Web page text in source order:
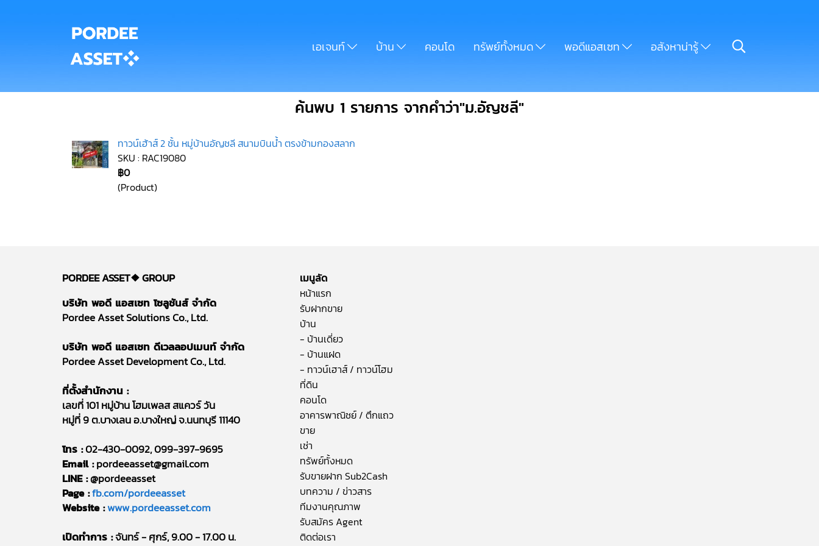
เอเจนท์ บ้าน คอนโด ทรัพย์ทั้งหมด พอดีแอสเซท อสังหาน่ารู้
ค้นพบ 1 รายการ จากคำว่า"ม.อัญชลี"
ทาวน์เฮ้าส์ 2 ชั้น หมู่บ้านอัญชลี สนามบินน้ำ ตรงข้ามกองสลาก
SKU : RAC19080
฿0
(Product)
PORDEE ASSET❖GROUP
บริษัท พอดี แอสเซท โซลูชันส์ จำกัด
Pordee Asset Solutions Co., Ltd.
บริษัท พอดี แอสเซท ดีเวลลอปเมนท์ จำกัด
Pordee Asset Development Co., Ltd.
ที่ตั้งสำนักงาน :
เลขที่ 101 หมู่บ้าน โฮมเพลส สแควร์ วัน
หมู่ที่ 9 ต.บางเลน อ.บางใหญ่ จ.นนทบุรี 11140
โทร :02-430-0092, 099-397-9695
Email :pordeeasset@gmail.com
LINE :@pordeeasset
Page :fb.com/pordeeasset
Website :www.pordeeasset.com
เปิดทำการ :จันทร์ - ศุกร์, 9.00 - 17.00 น.
เมนูลัด
หน้าแรก
รับฝากขาย
บ้าน
- บ้านเดี่ยว
- บ้านแฝด
- ทาวน์เฮาส์ / ทาวน์โฮม
ที่ดิน
คอนโด
อาคารพาณิชย์ / ตึกแถว
ขาย
เช่า
ทรัพย์ทั้งหมด
รับขายฝาก Sub2Cash
บทความ / ข่าวสาร
ทีมงานคุณภาพ
รับสมัคร Agent
ติดต่อเรา